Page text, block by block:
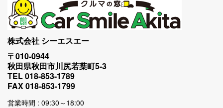
株式会社 シーエスエー
〒010-0944
秋田県秋田市川尻若葉町5-3
TEL 018-853-1789
FAX 018-853-1799
営業時間 : 09:30～18:00